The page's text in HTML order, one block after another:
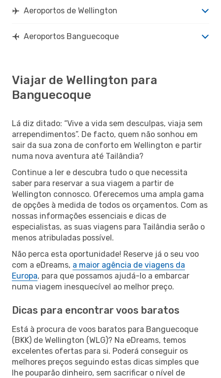
Aeroportos de Wellington
Aeroportos Banguecoque
Viajar de Wellington para
Banguecoque
Lá diz ditado: “Vive a vida sem desculpas, viaja sem
arrependimentos”. De facto, quem não sonhou em
sair da sua zona de conforto em Wellington e partir
numa nova aventura até Tailândia?
Continue a ler e descubra tudo o que necessita
saber para reservar a sua viagem a partir de
Wellington connosco. Oferecemos uma ampla gama
de opções à medida de todos os orçamentos. Com as
nossas informações essenciais e dicas de
especialistas, as suas viagens para Tailândia serão o
menos atribuladas possível.
Não perca esta oportunidade! Reserve já o seu voo
com a eDreams, a maior agência de viagens da
Europa, para que possamos ajudá-lo a embarcar
numa viagem inesquecível ao melhor preço.
Dicas para encontrar voos baratos
Está à procura de voos baratos para Banguecoque
(BKK) de Wellington (WLG)? Na eDreams, temos
excelentes ofertas para si. Poderá conseguir os
melhores preços seguindo estas dicas simples que
lhe pouparão dinheiro, sem sacrificar o nível de